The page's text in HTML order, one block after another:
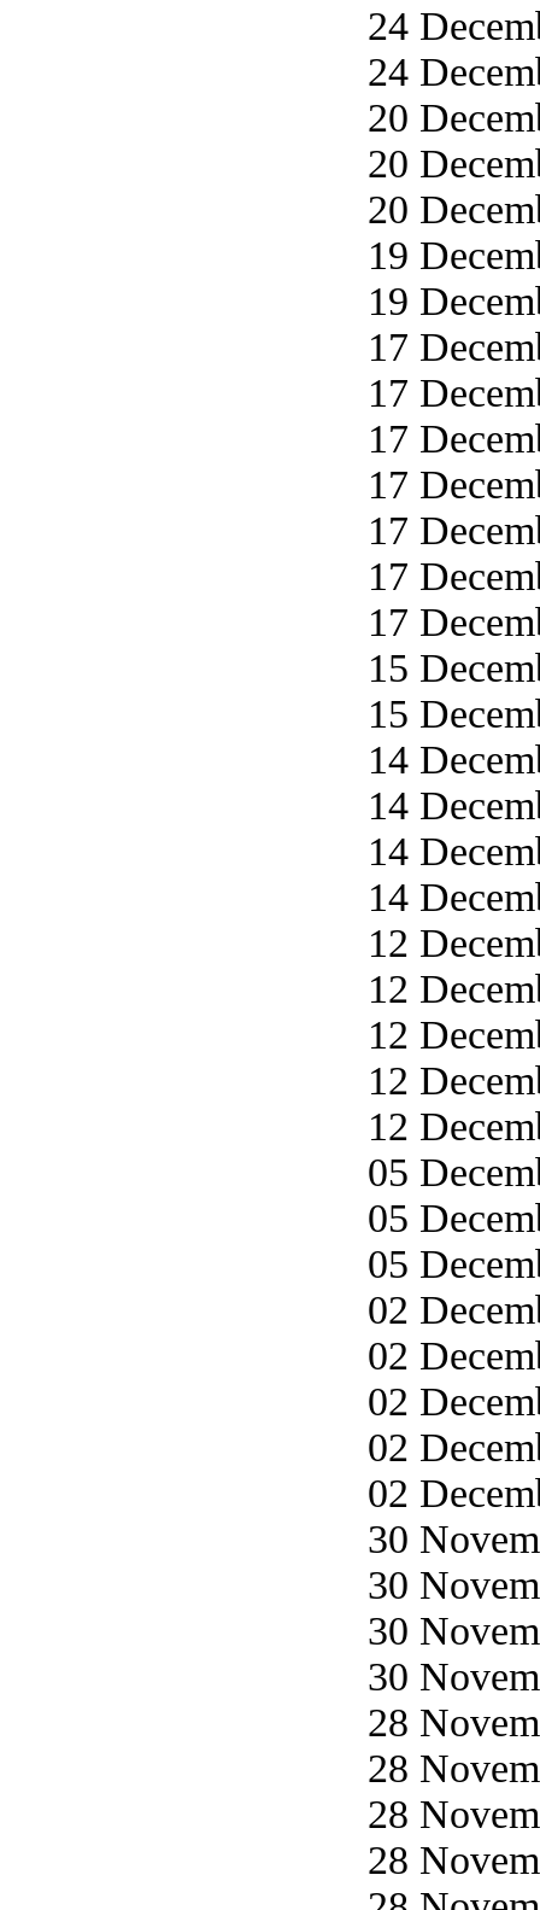
24
24
20
20
20
19
19
17
17
17
17
17
17
17
15
15
14
14
14
14
12
12
12
12
12
05
05
05
02
02
02
02
02
30
30
30
30
28
28
28
28